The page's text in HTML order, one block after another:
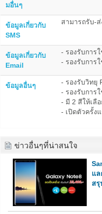
มอื่นๆ
ข้อมูลเกี่ยวกับ
SMS
สามารถรับ-
ข้อมูลเกี่ยวกับ
Email
- รองรับการ
- รองรับการ
ข้อมูลอื่นๆ
- รองรับวิทยุ
- รองรับการ
- มี 2 สีให้เลื
- เปิดตัวครั้ง
ข่าวอื่นๆที่น่าสนใจ
แล
สรุ